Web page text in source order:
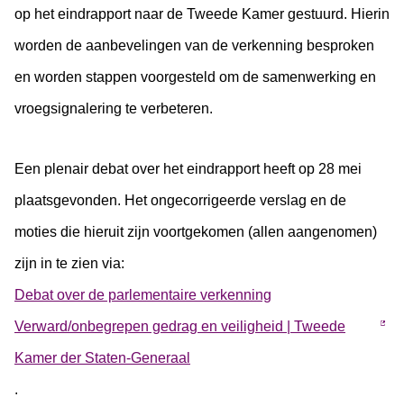
op het eindrapport naar de Tweede Kamer gestuurd. Hierin
worden de aanbevelingen van de verkenning besproken
en worden stappen voorgesteld om de samenwerking en
vroegsignalering te verbeteren.
Een plenair debat over het eindrapport heeft op 28 mei
plaatsgevonden. Het ongecorrigeerde verslag en de
moties die hieruit zijn voortgekomen (allen aangenomen)
zijn in te zien via:
Debat over de parlementaire verkenning
Verward/onbegrepen gedrag en veiligheid | Tweede
Kamer der Staten-Generaal
.